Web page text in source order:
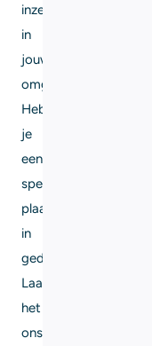
inzetbaar
in
jouw
omgeving.
Heb
je
een
specifieke
plaats
in
gedachten?
Laat
het
ons